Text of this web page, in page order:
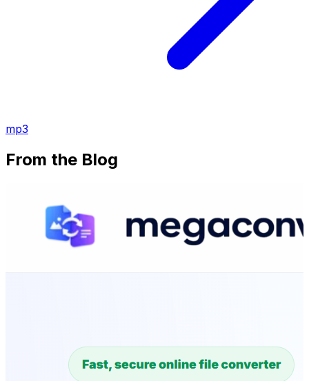
mp3
From the Blog